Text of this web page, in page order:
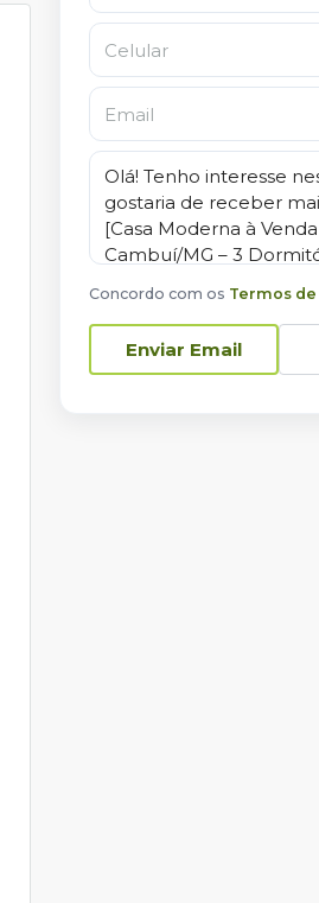
Concordo com os Termos de
Enviar Email